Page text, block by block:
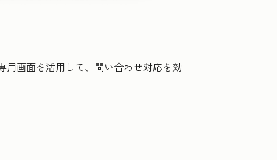
画面を活用して、問い合わせ対応を効